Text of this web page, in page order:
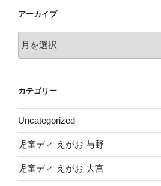
アーカイブ
ー
ブ
カテゴリー
Uncategorized
児童ディ えがお 与野
児童ディ えがお 大宮